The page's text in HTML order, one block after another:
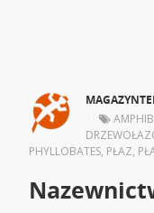
PHYLLOBATES, PŁAZ,